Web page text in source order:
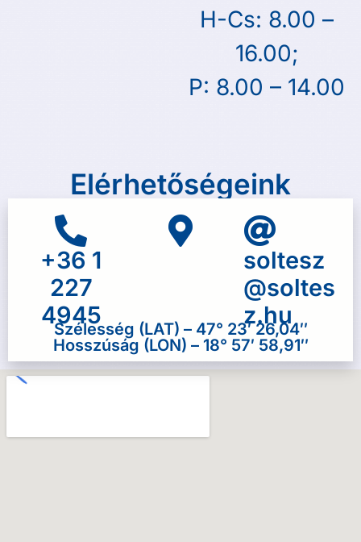
H-Cs: 8.00 –
16.00;
P: 8.00 – 14.00
Elérhetőségeink
+36 1
227
4945
soltesz
@soltes
z.hu
Szélesség (LAT) – 47° 23′ 26,04″
Hosszúság (LON) – 18° 57′ 58,91″